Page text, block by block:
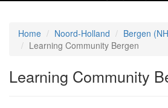
Home Noord-Holland
Bergen
Learning Community Bergen
Learning Community